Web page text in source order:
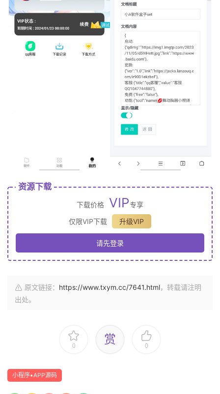
资源下载
下载价格 VIP专享
仅限VIP下载
升级VIP
请先登录
原文链接： https://www.txym.cc/7641.html，转载请注明
出处。
0 赏 0
小程序▪APP源码